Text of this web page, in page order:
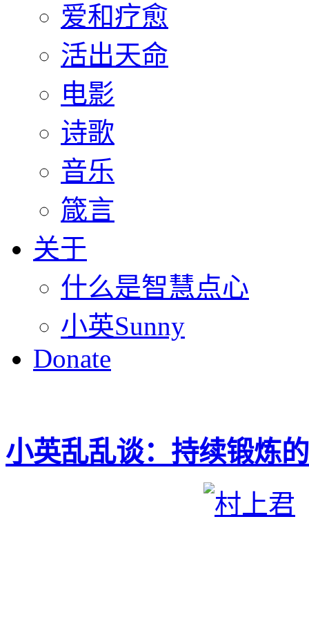
爱和疗愈
活出天命
电影
诗歌
音乐
箴言
关于
什么是智慧点心
小英Sunny
Donate
小英乱乱谈：持续锻炼